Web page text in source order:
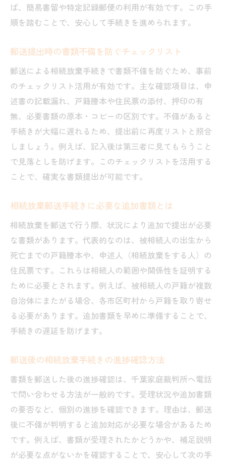
ば、簡易書留や特定記録郵便の利用が有効です。この手
順を踏むことで、安心して手続きを進められます。
郵送提出時の書類不備を防ぐチェックリスト
郵送による相続放棄手続きで書類不備を防ぐため、事前
のチェックリスト活用が有効です。主な確認項目は、申
述書の記載漏れ、戸籍謄本や住民票の添付、押印の有
無、必要書類の原本・コピーの区別です。不備があると
手続きが大幅に遅れるため、提出前に再度リストと照合
しましょう。例えば、記入後は第三者に見てもらうこと
で見落としを防げます。このチェックリストを活用する
ことで、確実な書類提出が可能です。
相続放棄郵送手続きに必要な追加書類とは
相続放棄を郵送で行う際、状況により追加で提出が必要
な書類があります。代表的なのは、被相続人の出生から
死亡までの戸籍謄本や、申述人（相続放棄をする人）の
住民票です。これらは相続人の範囲や関係性を証明する
ために必要とされます。例えば、被相続人の戸籍が複数
自治体にまたがる場合、各市区町村から戸籍を取り寄せ
る必要があります。追加書類を早めに準備することで、
手続きの遅延を防げます。
郵送後の相続放棄手続きの進捗確認方法
書類を郵送した後の進捗確認は、千葉家庭裁判所へ電話
で問い合わせる方法が一般的です。受理状況や追加書類
の要否など、個別の進捗を確認できます。理由は、郵送
後に不備が判明すると追加対応が必要な場合があるため
です。例えば、書類が受理されたかどうかや、補足説明
が必要な点がないかを確認することで、安心して次の手